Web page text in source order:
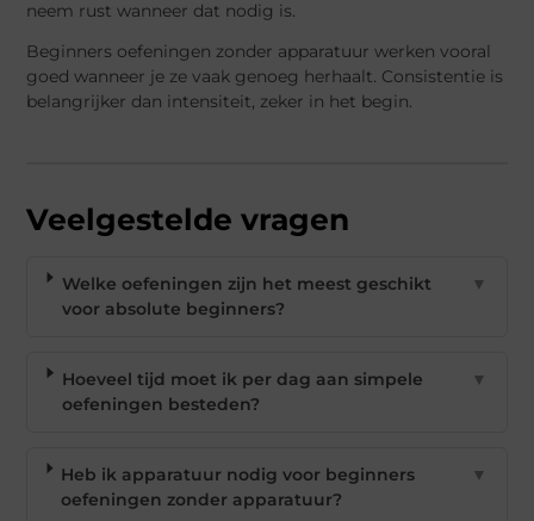
neem rust wanneer dat nodig is.
Beginners oefeningen zonder apparatuur werken vooral
goed wanneer je ze vaak genoeg herhaalt. Consistentie is
belangrijker dan intensiteit, zeker in het begin.
Veelgestelde vragen
Welke oefeningen zijn het meest geschikt
voor absolute beginners?
▼
Hoeveel tijd moet ik per dag aan simpele
oefeningen besteden?
▼
Heb ik apparatuur nodig voor beginners
oefeningen zonder apparatuur?
▼